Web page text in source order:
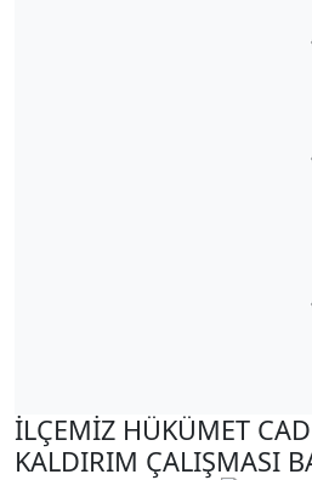
İLÇEMİZ HÜKÜMET
KALDIRIM ÇALIŞMASI